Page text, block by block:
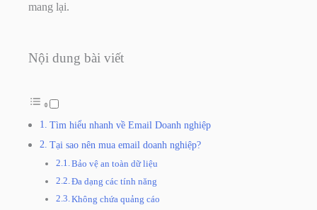
mang lại.
Nội dung bài viết
Tìm hiểu nhanh về Email Doanh nghiệp
Tại sao nên mua email doanh nghiệp?
Bảo vệ an toàn dữ liệu
Đa dạng các tính năng
Không chứa quảng cáo